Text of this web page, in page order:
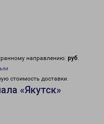
направлению: руб.
стоимость доставки.
«Якутск»